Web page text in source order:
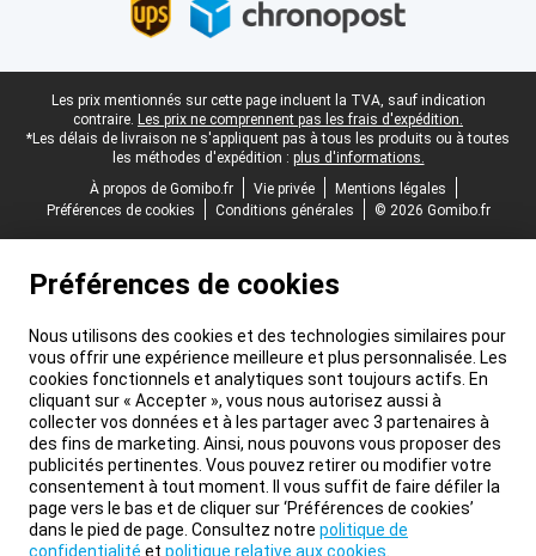
Pied-de-page légal
Les prix mentionnés sur cette page incluent la TVA, sauf indication
contraire. Les prix ne comprennent pas les frais d'expédition.
*Les délais de livraison ne s'appliquent pas à tous les produits ou à toutes
les méthodes d'expédition : plus d'informations.
À propos de Gomibo.fr
Vie privée
Mentions légales
Préférences de cookies
Conditions générales © 2026 Gomibo.fr
Préférences de cookies
Nous utilisons des cookies et des technologies similaires pour
vous offrir une expérience meilleure et plus personnalisée. Les
cookies fonctionnels et analytiques sont toujours actifs. En
cliquant sur « Accepter », vous nous autorisez aussi à
collecter vos données et à les partager avec 3 partenaires à
des fins de marketing. Ainsi, nous pouvons vous proposer des
publicités pertinentes. Vous pouvez retirer ou modifier votre
consentement à tout moment. Il vous suffit de faire défiler la
page vers le bas et de cliquer sur ‘Préférences de cookies’
dans le pied de page. Consultez notre politique de
confidentialité et politique relative aux cookies